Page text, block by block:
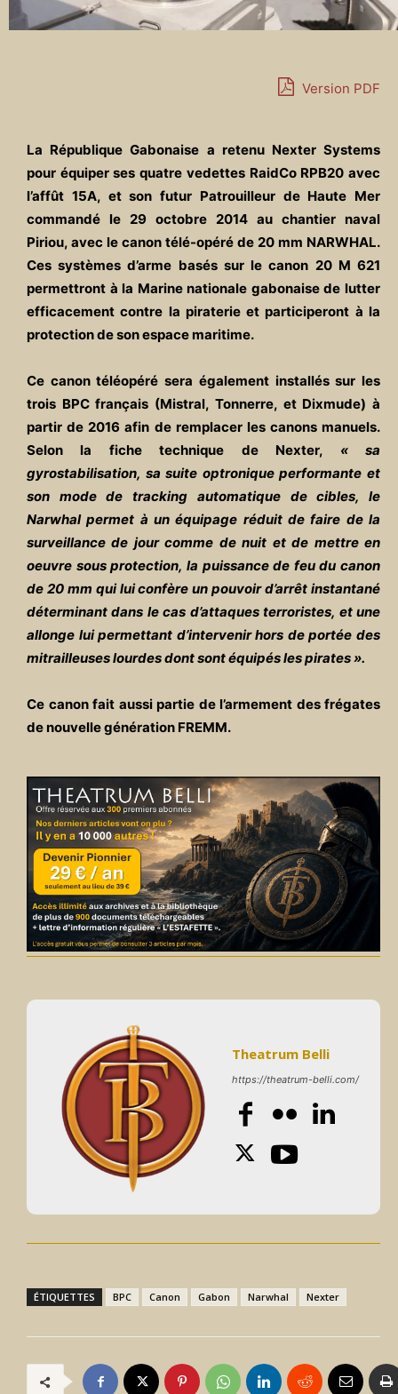
Version PDF
La République Gabonaise a retenu Nexter Systems
pour équiper ses quatre vedettes RaidCo RPB20 avec
l’affût 15A, et son futur Patrouilleur de Haute Mer
commandé le 29 octobre 2014 au chantier naval
Piriou, avec le canon télé-opéré de 20 mm NARWHAL.
Ces systèmes d’arme basés sur le canon 20 M 621
permettront à la Marine nationale gabonaise de lutter
efficacement contre la piraterie et participeront à la
protection de son espace maritime.
Ce canon téléopéré sera également installés sur les
trois BPC français (Mistral, Tonnerre, et Dixmude) à
partir de 2016 afin de remplacer les canons manuels.
Selon la fiche technique de Nexter, « sa
gyrostabilisation, sa suite optronique performante et
son mode de tracking automatique de cibles, le
Narwhal permet à un équipage réduit de faire de la
surveillance de jour comme de nuit et de mettre en
oeuvre sous protection, la puissance de feu du canon
de 20 mm qui lui confère un pouvoir d’arrêt instantané
déterminant dans le cas d’attaques terroristes, et une
allonge lui permettant d’intervenir hors de portée des
mitrailleuses lourdes dont sont équipés les pirates ».
Ce canon fait aussi partie de l’armement des frégates
de nouvelle génération FREMM.
Theatrum Belli
https://theatrum-belli.com/
ÉTIQUETTES BPC Canon Gabon Narwhal Nexter